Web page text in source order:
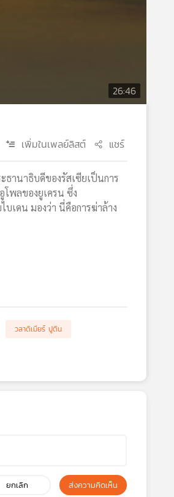
26:46
เพิ่มในเพลย์ลิสต์ แชร์
ธานาธิบดีของรัสเซียเป็นการ
โพลของยูเครน ซึ่ง
เดน มองว่า นี่คือการฆ่าล้าง
วลาดิเมียร์ ปูติน
ยกเลิก ส่งความคิดเห็น